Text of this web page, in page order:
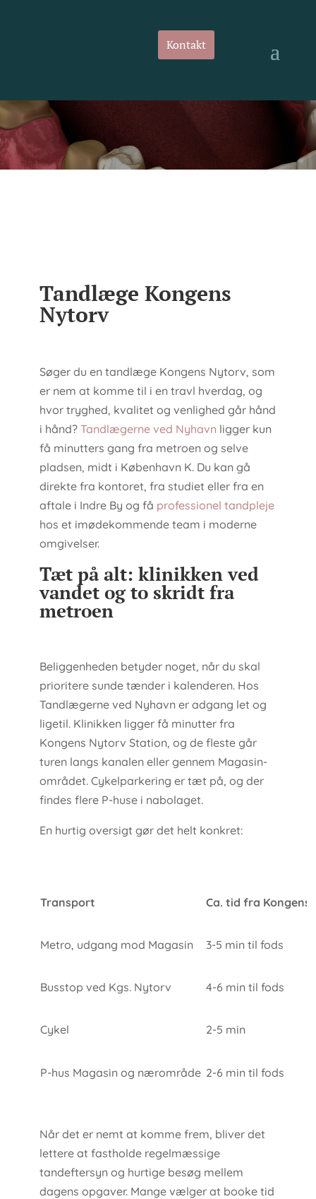
Kontakt
Tandlæge Kongens
Nytorv
Søger du en tandlæge Kongens Nytorv, som
er nem at komme til i en travl hverdag, og
hvor tryghed, kvalitet og venlighed går hånd
i hånd? Tandlægerne ved Nyhavn ligger kun
få minutters gang fra metroen og selve
pladsen, midt i København K. Du kan gå
direkte fra kontoret, fra studiet eller fra en
aftale i Indre By og få professionel tandpleje
hos et imødekommende team i moderne
omgivelser.
Tæt på alt: klinikken ved
vandet og to skridt fra
metroen
Beliggenheden betyder noget, når du skal
prioritere sunde tænder i kalenderen. Hos
Tandlægerne ved Nyhavn er adgang let og
ligetil. Klinikken ligger få minutter fra
Kongens Nytorv Station, og de fleste går
turen langs kanalen eller gennem Magasin-
området. Cykelparkering er tæt på, og der
findes flere P-huse i nabolaget.
En hurtig oversigt gør det helt konkret:
Transport Ca. tid fra Kongens
Metro, udgang mod Magasin 3-5 min til fods
Busstop ved Kgs. Nytorv 4-6 min til fods
Cykel 2-5 min
P-hus Magasin og nærområde 2-6 min til fods
Når det er nemt at komme frem, bliver det
lettere at fastholde regelmæssige
tandeftersyn og hurtige besøg mellem
dagens opgaver. Mange vælger at booke tid